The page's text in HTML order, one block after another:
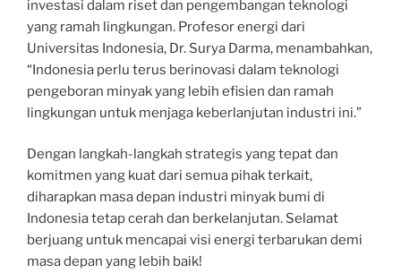
investasi dalam riset dan pengembangan teknologi
yang ramah lingkungan. Profesor energi dari
Universitas Indonesia, Dr. Surya Darma, menambahkan,
“Indonesia perlu terus berinovasi dalam teknologi
pengeboran minyak yang lebih efisien dan ramah
lingkungan untuk menjaga keberlanjutan industri ini.”
Dengan langkah-langkah strategis yang tepat dan
komitmen yang kuat dari semua pihak terkait,
diharapkan masa depan industri minyak bumi di
Indonesia tetap cerah dan berkelanjutan. Selamat
berjuang untuk mencapai visi energi terbarukan demi
masa depan yang lebih baik!